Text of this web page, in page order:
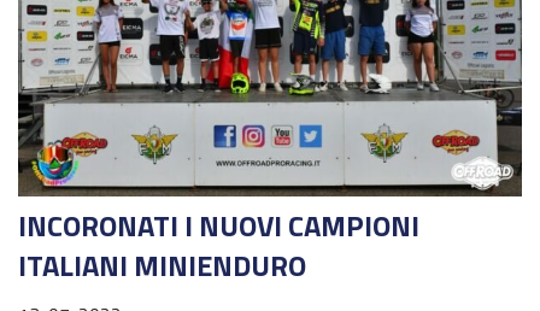
Challenge Moto Charlie
Campionato Regionale MINIENDURO Friuli Venezia Giulia
Campionato Regionale EPOCA Friuli Venezia Giulia
Calendario Italiano Enduro 2022
Regolamento Italiano Enduro 2022
Calendario EnduroGP 2022
INCORONATI I NUOVI CAMPIONI
ITALIANI MINIENDURO